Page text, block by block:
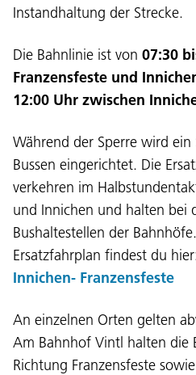
Instandhaltung der Strecke.
Die Bahnlinie ist von 07:30
Franzensfeste und
12:00 Uhr zwischen
Während der Sperre wird
Bussen eingerichtet. Die
verkehren im
und Innichen und halten bei
Bushaltestellen der
Ersatzfahrplan findest du
Innichen- Franzensfeste
An einzelnen Orten gelten
Am Bahnhof Vintl halten die
Richtung Franzensfeste